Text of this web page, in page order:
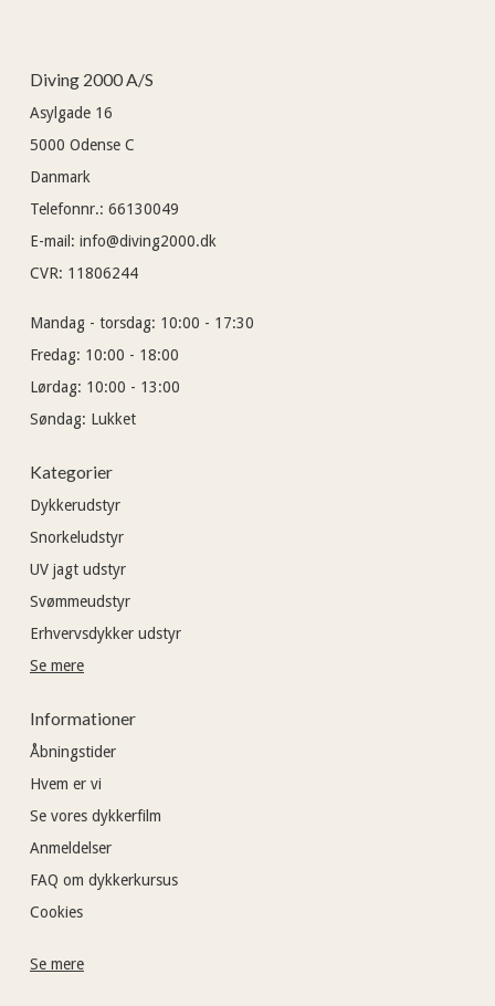
Diving 2000 A/S
Asylgade 16
5000 Odense C
Danmark
Telefonnr.: 66130049
E-mail : info@diving2000.dk
CVR: 11806244
Mandag - torsdag: 10:00 - 17:30
Fredag: 10:00 - 18:00
Lørdag: 10:00 - 13:00
Søndag: Lukket
Kategorier
Dykkerudstyr
Snorkeludstyr
UV jagt udstyr
Svømmeudstyr
Erhvervsdykker udstyr
Se mere
Informationer
Åbningstider
Hvem er vi
Se vores dykkerfilm
Anmeldelser
FAQ om dykkerkursus
Cookies
Se mere